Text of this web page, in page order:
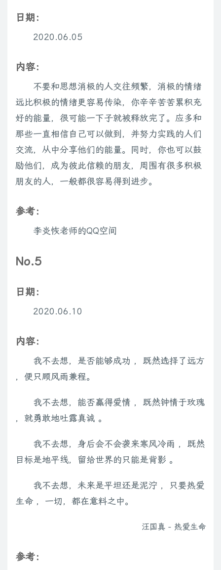
日期：
2020.06.05
内容：
不要和思想消极的人交往频繁，消极的情绪
远比积极的情绪更容易传染，你辛辛苦苦累积充
好的能量，很可能一下子就被释放完了。应多和
那些一直相信自己可以做到，并努力实践的人们
交流，从中分享他们的能量。同时，你也可以鼓
励他们，成为彼此信赖的朋友，周围有很多积极
朋友的人，一般都很容易得到进步。
参考：
李炎恢老师的QQ空间
No.5
日期：
2020.06.10
内容：
我不去想，是否能够成功 ，既然选择了远方
，便只顾风雨兼程。
我不去想，能否赢得爱情 ，既然钟情于玫瑰
，就勇敢地吐露真诚 。
我不去想，身后会不会袭来寒风冷雨 ，既然
目标是地平线，留给世界的只能是背影 。
我不去想，未来是平坦还是泥泞 ，只要热爱
生命 ，一切，都在意料之中。
汪国真 - 热爱生命
参考：